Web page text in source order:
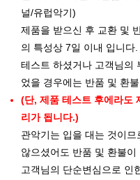
널/유럽악기)
제품을 받으신 후 교환 및
의 특성상 7일 이내 입니다.
테스트 하셨거나 고객님의
었을 경우에는 반품 및 환
(단, 제품 테스트 후에라도
리가 됩니다.)
관악기는 입을 대는 것이
않으셨어도 반품 및 환불이
고객님의 단순변심으로 인